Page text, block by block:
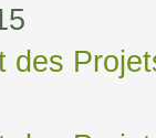
des